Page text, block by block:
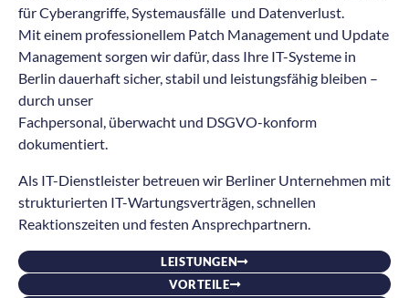
für Cyberangriffe, Systemausfälle und Datenverlust.
Mit einem professionellem Patch Management und Update
Management sorgen wir dafür, dass Ihre IT-Systeme in
Berlin dauerhaft sicher, stabil und leistungsfähig bleiben –
durch unser
Fachpersonal, überwacht und DSGVO-konform
dokumentiert.
Als IT-Dienstleister betreuen wir Berliner Unternehmen mit
strukturierten IT-Wartungsverträgen, schnellen
Reaktionszeiten und festen Ansprechpartnern.
LEISTUNGEN
VORTEILE